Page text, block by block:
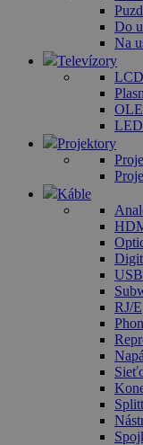
Do
Na
Televízory
LCD
LED
Projektory
Káble
USB
RJ/E